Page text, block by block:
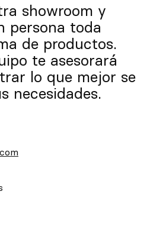
showroom y
persona toda
de productos.
te asesorará
lo que mejor se
necesidades.